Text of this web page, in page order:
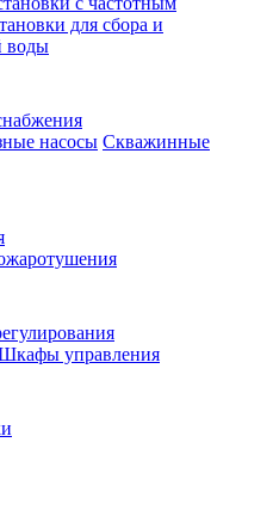
для сбора и
воды
насосы Скважинные
управления